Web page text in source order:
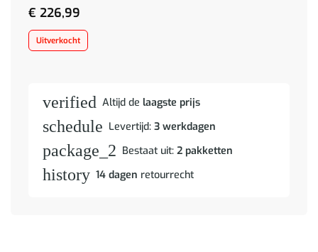
€ 226,99
Uitverkocht
verified Altijd de laagste prijs
schedule Levertijd: 3 werkdagen
package_2 Bestaat uit: 2 pakketten
history 14 dagen retourrecht